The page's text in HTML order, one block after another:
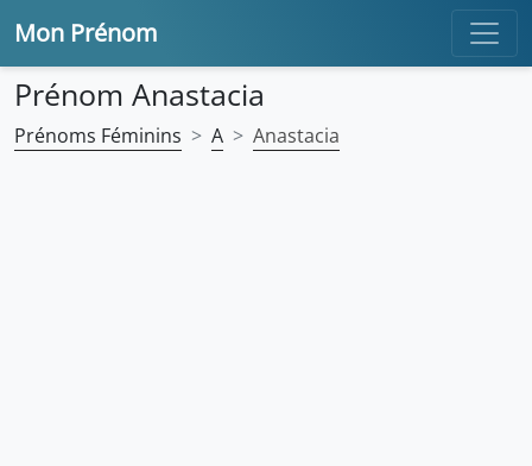
Mon Prénom
Prénom Anastacia
Prénoms Féminins A Anastacia